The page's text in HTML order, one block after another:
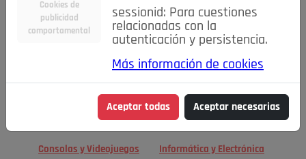
Niños y Bebés Inmobiliaria Construcción y Reformas
Moda Accesorios Ropa Motor
Motor y Accesorios Motos Ocio
Cine, Libros y Música Coleccionismo Otros
Consolas y Videojuegos Informática y Electrónica
Cookies de
publicidad
comportamental
sessionid: Para cuestiones
relacionadas con la
autenticación y persistencia.
Más información de cookies
Aceptar todas Aceptar necesarias